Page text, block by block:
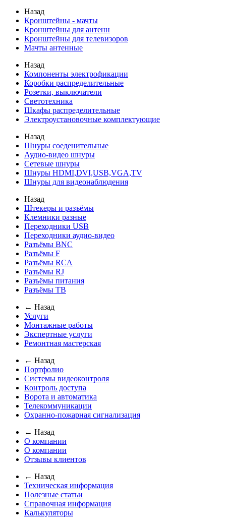
Назад
Кронштейны - мачты
Кронштейны для антенн
Кронштейны для телевизоров
Мачты антенные
Назад
Компоненты электрофикации
Коробки распределительные
Розетки, выключатели
Светотехника
Шкафы распределительные
Электроустановочные комплектующие
Назад
Шнуры соеденительные
Аудио-видео шнуры
Сетевые шнуры
Шнуры HDMI,DVI,USB,VGA,TV
Шнуры для видеонаблюдения
Назад
Штекеры и разъёмы
Клемники разные
Переходники USB
Переходники аудио-видео
Разъёмы BNC
Разъёмы F
Разъёмы RCA
Разъёмы RJ
Разъёмы питания
Разъёмы ТВ
← Назад
Услуги
Монтажные работы
Экспертные услуги
Ремонтная мастерская
← Назад
Портфолио
Системы видеоконтроля
Контроль доступа
Ворота и автоматика
Телекоммуникации
Охранно-пожарная сигнализация
← Назад
О компании
О компании
Отзывы клиентов
← Назад
Техническая информация
Полезные статьи
Справочная информация
Калькуляторы